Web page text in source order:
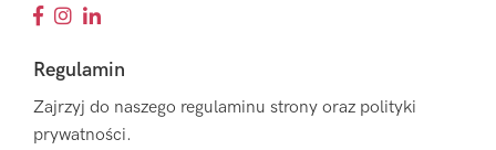
Regulamin
Zajrzyj do naszego regulaminu strony oraz polityki
prywatności.